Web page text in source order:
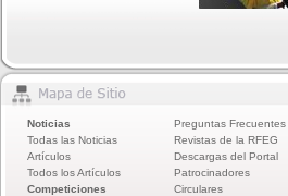
Noticias
Todas las Noticias
Artículos
Todos los Artículos
Competiciones
Preguntas Frecuentes
Revistas de la RFEG
Descargas del Portal
Patrocinadores
Circulares